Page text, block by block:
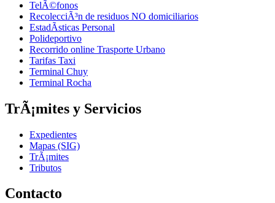
TelÃ©fonos
RecolecciÃ³n de residuos NO domiciliarios
EstadÃ­sticas Personal
Polideportivo
Recorrido online Trasporte Urbano
Tarifas Taxi
Terminal Chuy
Terminal Rocha
TrÃ¡mites y Servicios
Expedientes
Mapas (SIG)
TrÃ¡mites
Tributos
Contacto